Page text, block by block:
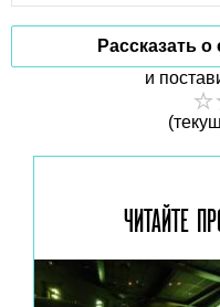
Рассказать
и
ЧИТАЙТЕ